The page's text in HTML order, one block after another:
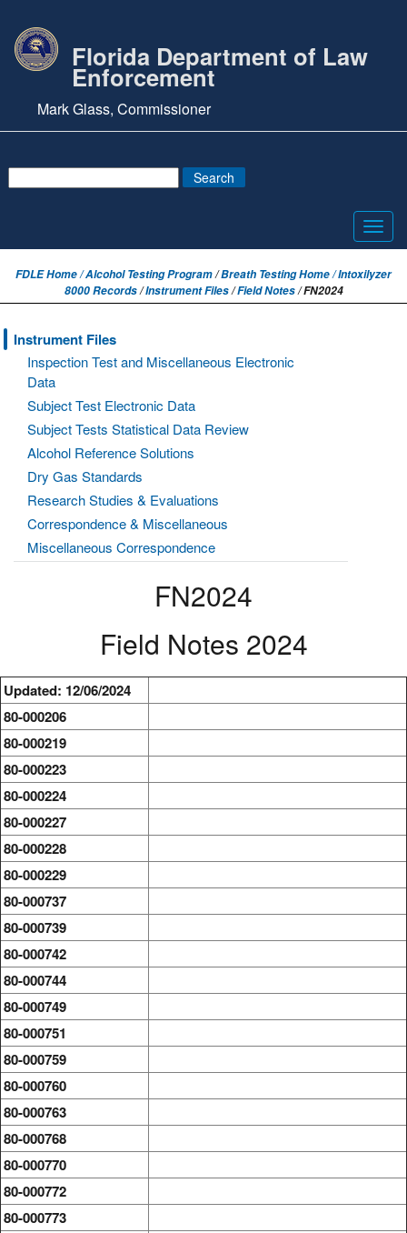
Florida Department of Law
Enforcement
Mark Glass, Commissioner
FDLE Home /Alcohol Testing Program/Breath Testing Home / Intoxilyzer
8000 Records/Instrument Files/Field Notes/ FN2024
Instrument Files
Inspection Test and Miscellaneous Electronic
Data
Subject Test Electronic Data
Subject Tests Statistical Data Review
Alcohol Reference Solutions
Dry Gas Standards
Research Studies & Evaluations
Correspondence & Miscellaneous
Miscellaneous Correspondence
FN2024
Field Notes 2024
Updated: 12/06/2024
80-000206
80-000219
80-000223
80-000224
80-000227
80-000228
80-000229
80-000737
80-000739
80-000742
80-000744
80-000749
80-000751
80-000759
80-000760
80-000763
80-000768
80-000770
80-000772
80-000773